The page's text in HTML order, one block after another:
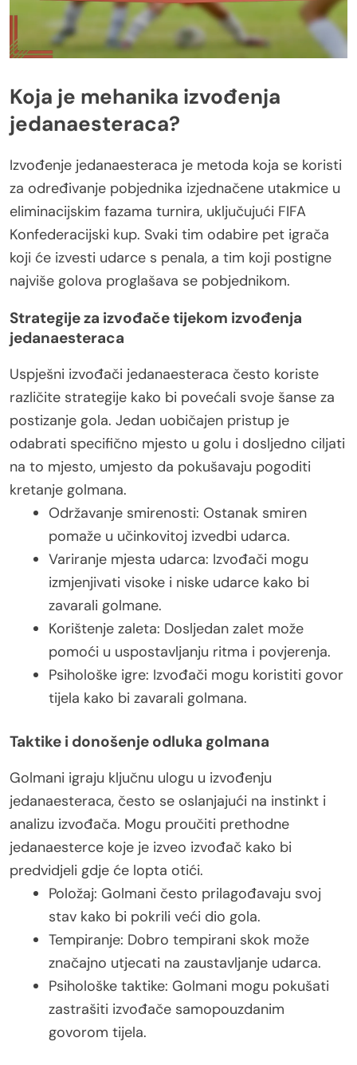
Koja je mehanika izvođenja
jedanaesteraca?
Izvođenje jedanaesteraca je metoda koja se koristi
za određivanje pobjednika izjednačene utakmice u
eliminacijskim fazama turnira, uključujući FIFA
Konfederacijski kup. Svaki tim odabire pet igrača
koji će izvesti udarce s penala, a tim koji postigne
najviše golova proglašava se pobjednikom.
Strategije za izvođače tijekom izvođenja
jedanaesteraca
Uspješni izvođači jedanaesteraca često koriste
različite strategije kako bi povećali svoje šanse za
postizanje gola. Jedan uobičajen pristup je
odabrati specifično mjesto u golu i dosljedno ciljati
na to mjesto, umjesto da pokušavaju pogoditi
kretanje golmana.
Održavanje smirenosti: Ostanak smiren
pomaže u učinkovitoj izvedbi udarca.
Variranje mjesta udarca: Izvođači mogu
izmjenjivati visoke i niske udarce kako bi
zavarali golmane.
Korištenje zaleta: Dosljedan zalet može
pomoći u uspostavljanju ritma i povjerenja.
Psihološke igre: Izvođači mogu koristiti govor
tijela kako bi zavarali golmana.
Taktike i donošenje odluka golmana
Golmani igraju ključnu ulogu u izvođenju
jedanaesteraca, često se oslanjajući na instinkt i
analizu izvođača. Mogu proučiti prethodne
jedanaesterce koje je izveo izvođač kako bi
predvidjeli gdje će lopta otići.
Položaj: Golmani često prilagođavaju svoj
stav kako bi pokrili veći dio gola.
Tempiranje: Dobro tempirani skok može
značajno utjecati na zaustavljanje udarca.
Psihološke taktike: Golmani mogu pokušati
zastrašiti izvođače samopouzdanim
govorom tijela.